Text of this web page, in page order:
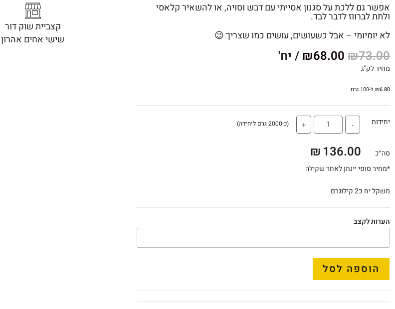
אפשר גם ללכת על סגנון אסייתי עם דבש וסויה, או להשאיר קלאסי
ולתת לברווז לדבר לבד.
לא יומיומי – אבל כשעושים, עושים כמו שצריך 😉
₪73.00
₪68.00 / יח'
מחיר לק"ג
₪6.80 ל-100 גרם
יחידות -
+ (כ-2000 גרם ליחידה)
סה״כ 136.00
₪
*מחיר סופי יינתן לאחר שקילה
משקל יח כ2 קילוגרם
הערות לקצב
הוספה לסל
קצביית שוק דור
שישי אחים אהרון